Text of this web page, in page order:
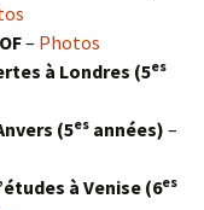
– Photos
à Londres (5es
(5es années) –
à Venise (6es